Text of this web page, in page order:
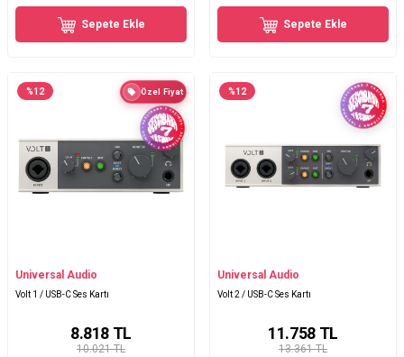
Sepete Ekle Sepete Ekle
%12 Özel Fiyat
Universal Audio
Volt 1 / USB-C Ses Kartı
10.021 TL
8.818 TL
%12
Universal Audio
Volt 2 / USB-C Ses Kartı
13.361 TL
11.758TL